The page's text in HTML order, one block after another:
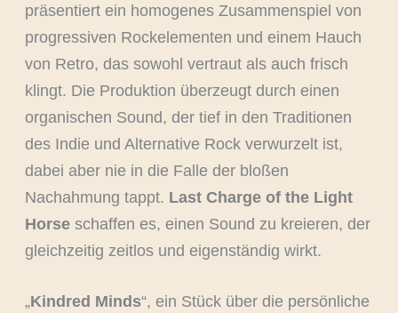
präsentiert ein homogenes Zusammenspiel von
progressiven Rockelementen und einem Hauch
von Retro, das sowohl vertraut als auch frisch
klingt. Die Produktion überzeugt durch einen
organischen Sound, der tief in den Traditionen
des Indie und Alternative Rock verwurzelt ist,
dabei aber nie in die Falle der bloßen
Nachahmung tappt. Last Charge of the Light
Horseschaffen es, einen Sound zu kreieren, der
gleichzeitig zeitlos und eigenständig wirkt.
„Kindred Minds“, ein Stück über die persönliche